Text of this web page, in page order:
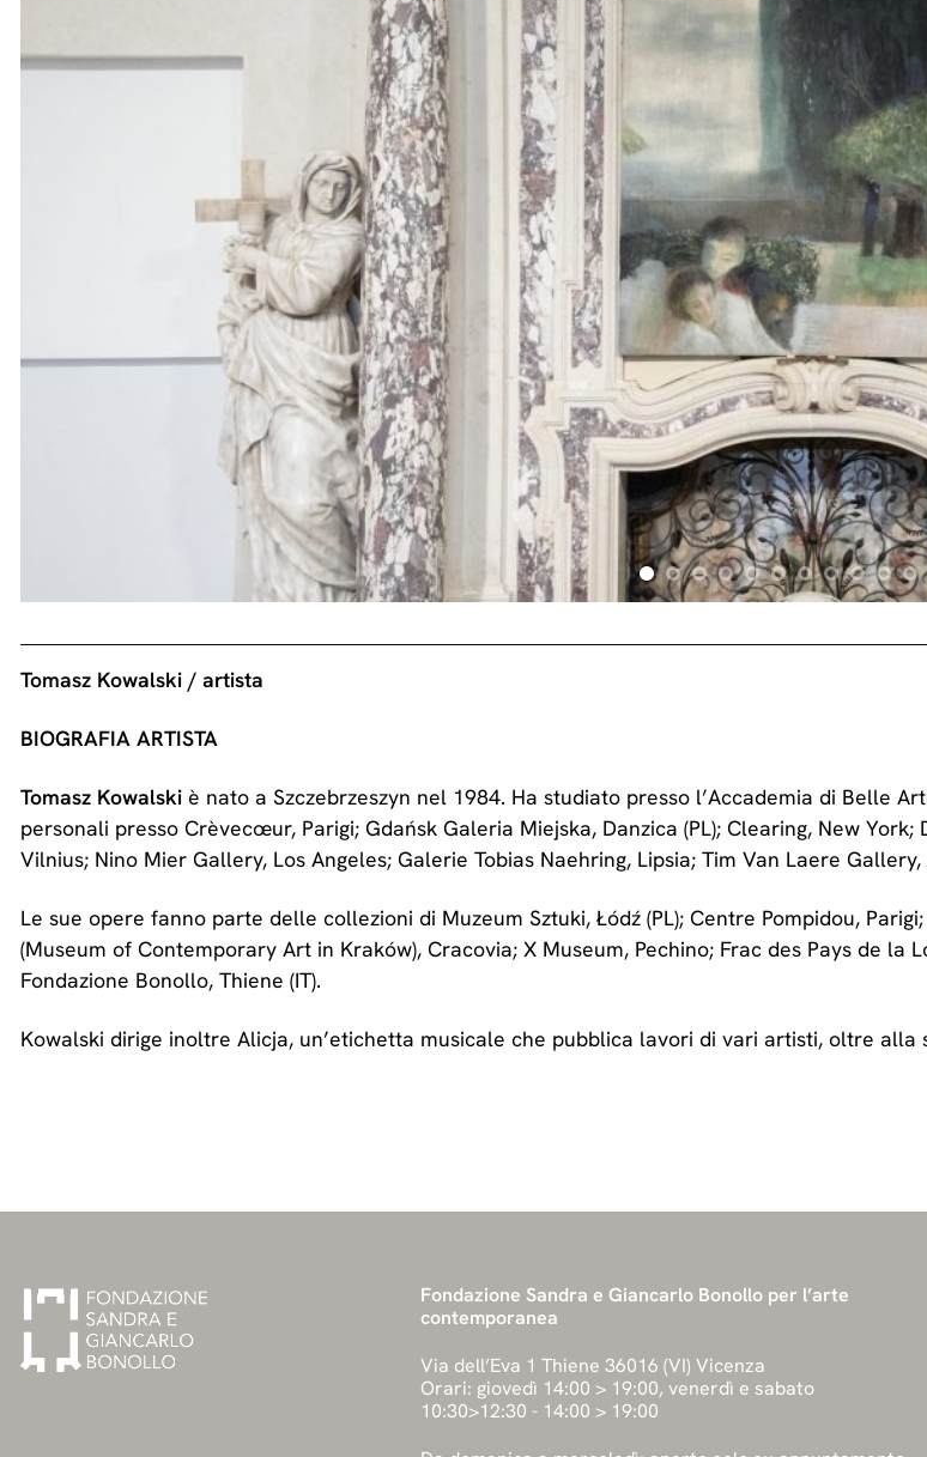
Tomasz Kowalski / artista
BIOGRAFIA ARTISTA
Tomasz Kowalski è nato a Szczebrzeszyn nel 1984. Ha studiato presso l’Accademia di Belle
personali presso Crèvecœur, Parigi; Gdańsk Galeria Miejska, Danzica (PL); Clearing, New
Vilnius; Nino Mier Gallery, Los Angeles; Galerie Tobias Naehring, Lipsia; Tim Van Laere
Le sue opere fanno parte delle collezioni di Muzeum Sztuki, Łódź (PL); Centre Pompidou,
(Museum of Contemporary Art in Kraków), Cracovia; X Museum, Pechino; Frac des Pays de
Fondazione Bonollo, Thiene (IT).
Kowalski dirige inoltre Alicja, un’etichetta musicale che pubblica lavori di vari artisti, oltre
Fondazione Sandra e Giancarlo Bonollo per l’arte
contemporanea
Via dell’Eva 1 Thiene 36016 (VI) Vicenza
Orari: giovedì 14:00 > 19:00, venerdì e sabato
10:30>12:30 - 14:00 > 19:00